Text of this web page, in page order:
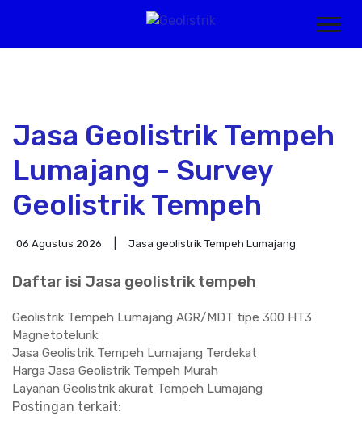
Jasa Geolistrik Tempeh
Lumajang - Survey
Geolistrik Tempeh
06 Agustus 2026 Jasa geolistrik Tempeh Lumajang
Daftar isi Jasa geolistrik tempeh
Geolistrik Tempeh Lumajang AGR/MDT tipe 300 HT3
Magnetotelurik
Jasa Geolistrik Tempeh Lumajang Terdekat
Harga Jasa Geolistrik Tempeh Murah
Layanan Geolistrik akurat Tempeh Lumajang
Postingan terkait: